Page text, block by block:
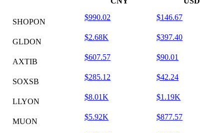
SHOPON
$990.02 $146.67
GLDON
$2.68K $397.40
AXTIB
$607.57 $90.01
SOXSB
$285.12 $42.24
LLYON
$8.01K $1.19K
MUON
$5.92K $877.57